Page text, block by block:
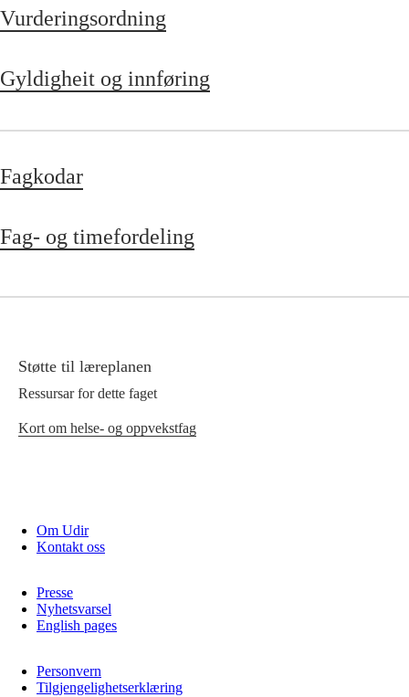
Vurderingsordning
Gyldigheit og innføring
Fagkodar
Fag- og timefordeling
Støtte til læreplanen
Ressursar for dette faget
Kort om helse- og oppvekstfag
Om Udir
Kontakt oss
Presse
Nyhetsvarsel
English pages
Personvern
Tilgjengelighetserklæring